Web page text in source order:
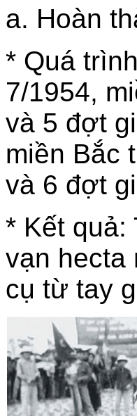
a. Hoàn
* Quá
7/1954,
và 5 đợt
miền Bắc
và 6 đợt
* Kết quả:
vạn hecta
cụ từ tay